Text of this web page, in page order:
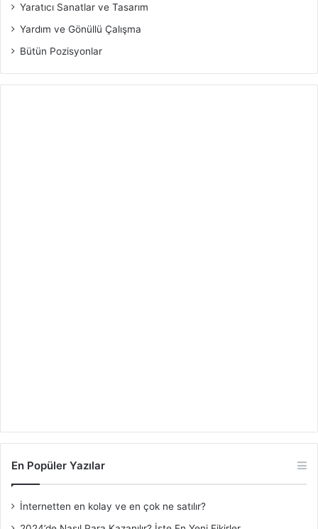
Yaratıcı Sanatlar ve Tasarım
Yardım ve Gönüllü Çalışma
Bütün Pozisyonlar
En Popüler Yazılar
İnternetten en kolay ve en çok ne satılır?